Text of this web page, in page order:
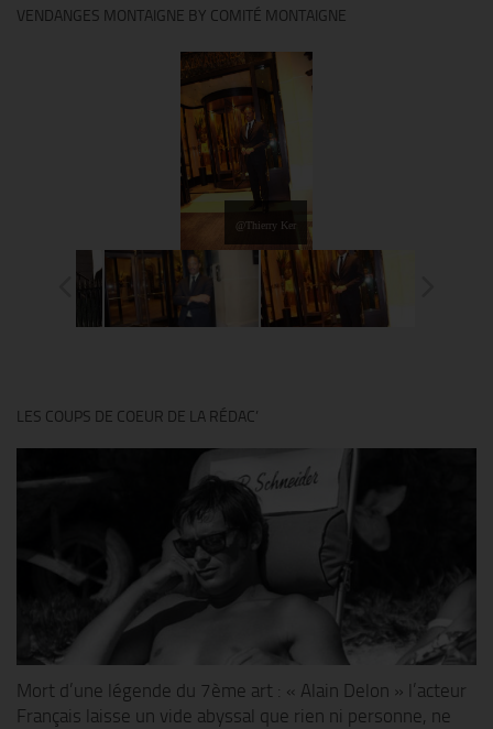
VENDANGES MONTAIGNE BY COMITÉ MONTAIGNE
LES COUPS DE COEUR DE LA RÉDAC’
Mort d’une légende du 7ème art : « Alain Delon » l’acteur
Français laisse un vide abyssal que rien ni personne, ne